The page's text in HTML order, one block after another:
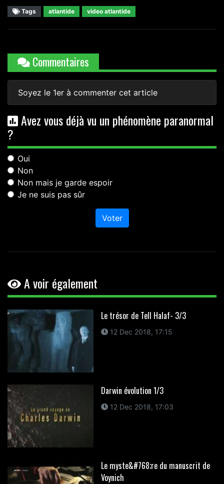
Tags atlantide video atlantide
Commentaires
Soyez le 1er à commenter cet article
Avez vous déjà vu un phénomène paranormal
?
Oui
Non
Non mais je garde espoir
Je ne suis pas sûr
Voter
A voir également
Le trésor de Tell Halaf- 3/3
12 Dec 2018, 17:15
Darwin évolution 1/3
12 Dec 2018, 17:03
Le myste&#768;re du manuscrit de
Voynich